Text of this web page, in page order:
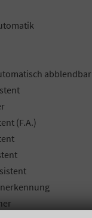
abblendbar
(F.A.)